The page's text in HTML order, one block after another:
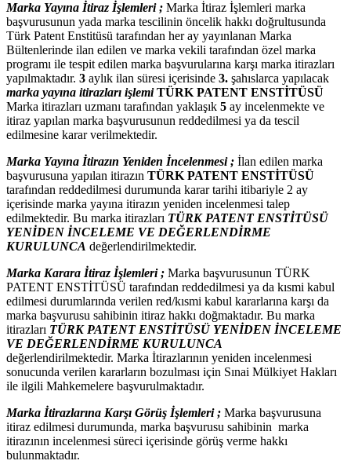
Marka Yayına İtiraz İşlemleri ; Marka İtiraz İşlemleri marka
başvurusunun yada marka tescilinin öncelik hakkı doğrultusunda
Türk Patent Enstitüsü tarafından her ay yayınlanan Marka
Bültenlerinde ilan edilen ve marka vekili tarafından özel marka
programı ile tespit edilen marka başvurularına karşı marka itirazları
yapılmaktadır. 3 aylık ilan süresi içerisinde 3. şahıslarca yapılacak
marka yayına itirazları işlemiTÜRK PATENT ENSTİTÜSÜ
Marka itirazları uzmanı tarafından yaklaşık 5 ay incelenmekte ve
itiraz yapılan marka başvurusunun reddedilmesi ya da tescil
edilmesine karar verilmektedir.
Marka Yayına İtirazın Yeniden İncelenmesi ; İlan edilen marka
başvurusuna yapılan itirazın TÜRK PATENT ENSTİTÜSÜ
tarafından reddedilmesi durumunda karar tarihi itibariyle 2 ay
içerisinde marka yayına itirazın yeniden incelenmesi talep
edilmektedir. Bu marka itirazları TÜRK PATENT ENSTİTÜSÜ
YENİDEN İNCELEME VE DEĞERLENDİRME
KURULUNCA değerlendirilmektedir.
Marka Karara İtiraz İşlemleri ; Marka başvurusunun TÜRK
PATENT ENSTİTÜSÜ tarafından reddedilmesi ya da kısmi kabul
edilmesi durumlarında verilen red/kısmi kabul kararlarına karşı da
marka başvurusu sahibinin itiraz hakkı doğmaktadır. Bu marka
itirazları TÜRK PATENT ENSTİTÜSÜ YENİDEN İNCELEME
VE DEĞERLENDİRME KURULUNCA
değerlendirilmektedir. Marka İtirazlarının yeniden incelenmesi
sonucunda verilen kararların bozulması için Sınai Mülkiyet Hakları
ile ilgili Mahkemelere başvurulmaktadır.
Marka İtirazlarına Karşı Görüş İşlemleri ; Marka başvurusuna
itiraz edilmesi durumunda, marka başvurusu sahibinin marka
itirazının incelenmesi süreci içerisinde görüş verme hakkı
bulunmaktadır.